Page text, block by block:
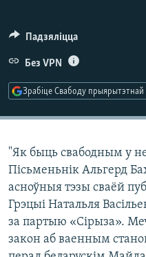
КАЛЯНДАР
НА ХВАЛЯХ СВАБОДЫ
Падзяліцца
Без VPN
Зрабіце Свабоду прыярытэтнай
"Як быць свабодным у
Пісьменьнік Альгерд
асноўныя тэзы сваёй
Грэцыі Натальля
за партыю «Сірыза».
закон аб ваенным